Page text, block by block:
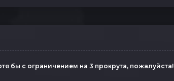
бы с ограничением на 3 прокрута, пожалуйста!